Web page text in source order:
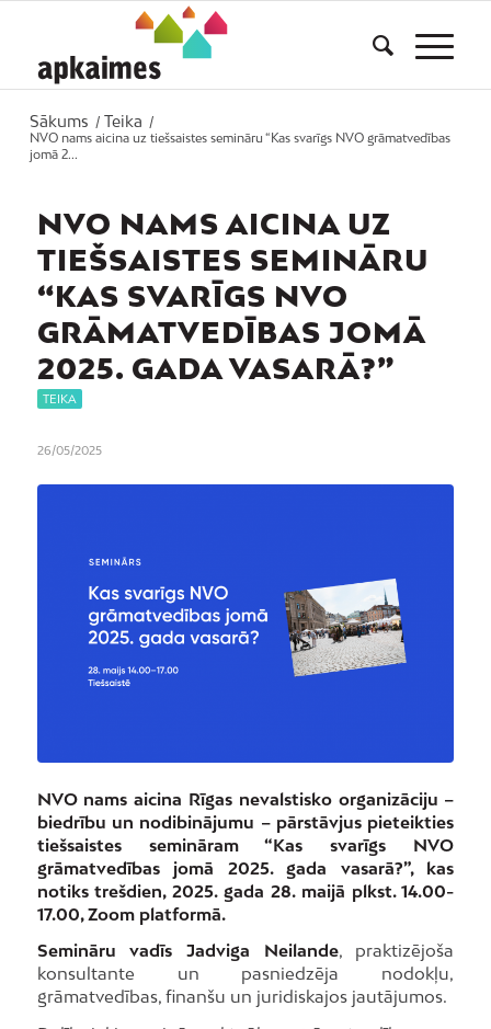
Sākums / Teika
/
NVO nams aicina uz tiešsaistes semināru “Kas svarīgs NVO grāmatvedības
jomā 2...
NVO NAMS AICINA UZ
TIEŠSAISTES SEMINĀRU
“KAS SVARĪGS NVO
GRĀMATVEDĪBAS JOMĀ
2025. GADA VASARĀ?”
TEIKA
26/05/2025
NVO nams aicina Rīgas nevalstisko organizāciju –
biedrību un nodibinājumu – pārstāvjus pieteikties
tiešsaistes semināram “Kas svarīgs NVO
grāmatvedības jomā 2025. gada vasarā?”, kas
notiks trešdien, 2025. gada 28. maijā plkst. 14.00-
17.00, Zoom platformā.
Semināru vadīs Jadviga Neilande, praktizējoša
konsultante un pasniedzēja nodokļu,
grāmatvedības, finanšu un juridiskajos jautājumos.